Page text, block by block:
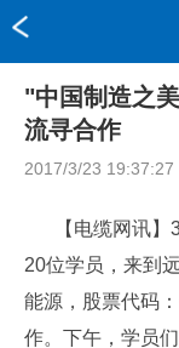
"中国制造之
流寻合作
2017/3/23 19:37:27
【电缆网讯
20位学员，来到
能源，股票代码
作。下午，学员